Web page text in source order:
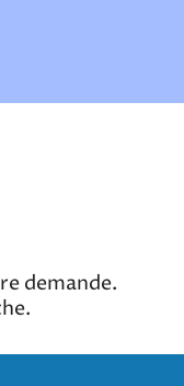
demande.